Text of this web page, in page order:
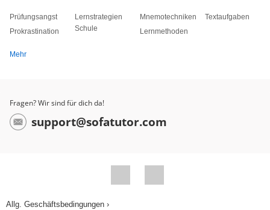
Prüfungsangst
Prokrastination
Lernstrategien
Schule
Mnemotechniken
Lernmethoden
Textaufgaben
Mehr
Fragen? Wir sind für dich da!
support@sofatutor.com
Allg. Geschäftsbedingungen ›